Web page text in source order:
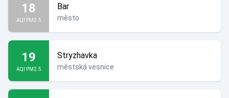
18
AQI PM2.5
Bar
město
19
AQI PM2.5
Stryzhavka
městská vesnice